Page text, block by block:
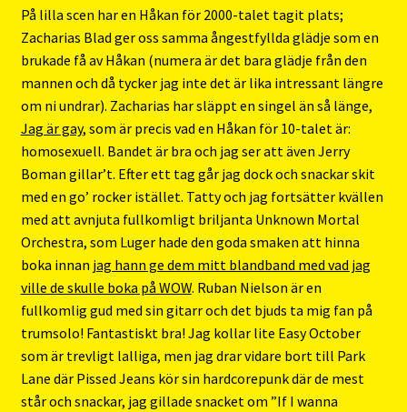
På lilla scen har en Håkan för 2000-talet tagit plats;
Zacharias Blad ger oss samma ångestfyllda glädje som en
brukade få av Håkan (numera är det bara glädje från den
mannen och då tycker jag inte det är lika intressant längre
om ni undrar). Zacharias har släppt en singel än så länge,
Jag är gay, som är precis vad en Håkan för 10-talet är:
homosexuell. Bandet är bra och jag ser att även Jerry
Boman gillar’t. Efter ett tag går jag dock och snackar skit
med en go’ rocker istället. Tatty och jag fortsätter kvällen
med att avnjuta fullkomligt briljanta Unknown Mortal
Orchestra, som Luger hade den goda smaken att hinna
boka innan jag hann ge dem mitt blandband med vad jag
ville de skulle boka på WOW. Ruban Nielson är en
fullkomlig gud med sin gitarr och det bjuds ta mig fan på
trumsolo! Fantastiskt bra! Jag kollar lite Easy October
som är trevligt lalliga, men jag drar vidare bort till Park
Lane där Pissed Jeans kör sin hardcorepunk där de mest
står och snackar, jag gillade snacket om ”If I wanna